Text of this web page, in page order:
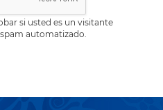
si usted es un visitante
automatizado.